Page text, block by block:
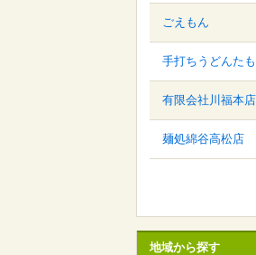
ごえもん
手打ちうどんた
有限会社川福本店
麺処綿谷高松店
地域から探す